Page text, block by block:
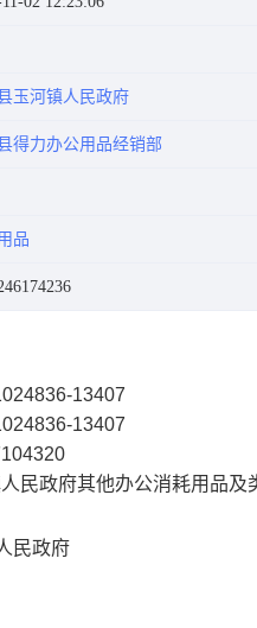
玉河镇人民政府
得力办公用品经销部
品
13407
13407
民政府其他办公消耗用品及
民政府